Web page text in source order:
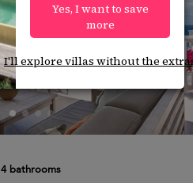
4 bathrooms
Yes, I want to save
more
I'll explore villas without the